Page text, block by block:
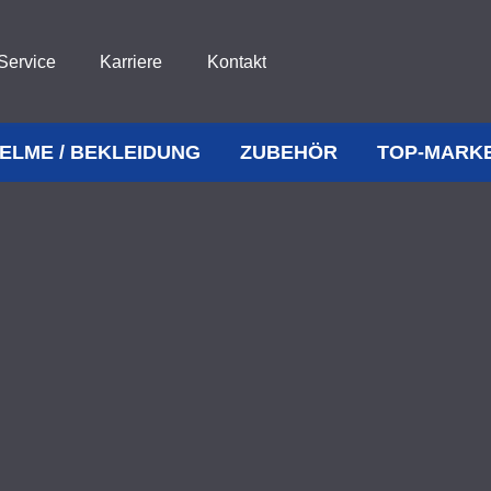
Karriere Kontakt
/ BEKLEIDUNG ZUBEHÖR TOP-